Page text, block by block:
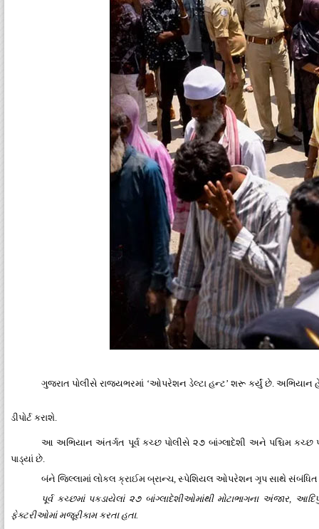
ગુજરાત પોલીસે રાજ્યભરમાં ‘ઓપરેશન ડેલ્ટા હન્ટ’ શરૂ કર્યું છે. અભિયાન
ડીપોર્ટ કરાશે.
આ અભિયાન અંતર્ગત પૂર્વ કચ્છ પોલીસે ૨૭ બાંગ્લાદેશી અને પશ્ચિમ કચ્છ
પાડ્યાં છે.
બંને જિલ્લામાં લોકલ ક્રાઈમ બ્રાન્ચ, સ્પેશિયલ ઓપરેશન ગૃપ સાથે સંબંધિત
પૂર્વ કચ્છમાં પકડાયેલાં ૨૭ બાંગ્લાદેશીઓમાંથી મોટાભાગના અંજાર,
ફેક્ટરીઓમાં મજૂરીકામ કરતા હતા.